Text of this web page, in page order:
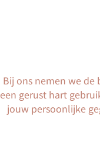
Bij ons nemen we de
een gerust hart
jouw persoonlijke